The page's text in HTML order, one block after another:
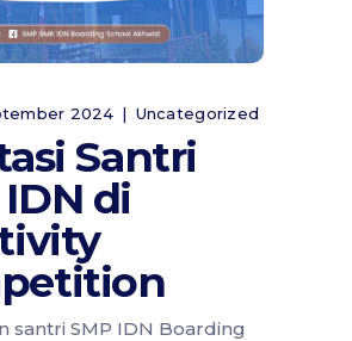
2024 Uncategorized
Santri
di
santri SMP IDN Boarding